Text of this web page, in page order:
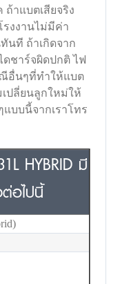
ถ้าแบตเสียจริง
งงานไม่มีค่า
นที ถ้าเกิดจาก
ดชาร์จผิดปกติ ไฟ
ณีอื่นๆที่ทำให้แบต
เปลี่ยนลูกใหม่ให้
บบนี้จากเราโทร
HYBRID มี
อไปนี้